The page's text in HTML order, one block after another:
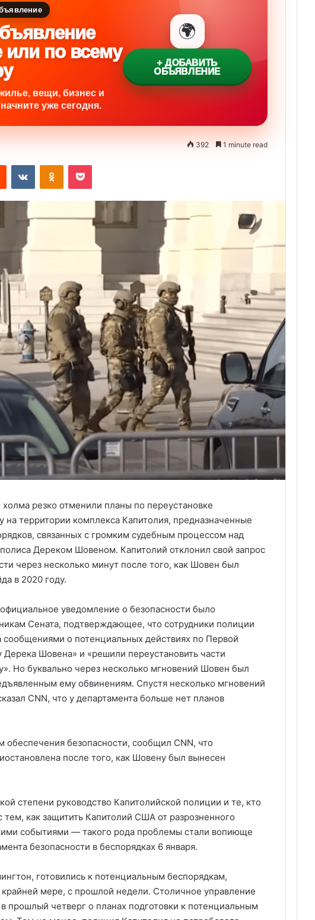
или по всему
вещи, бизнес и
уже сегодня.
🌍
+ ДОБАВИТЬ
ОБЪЯВЛЕНИЕ
392 1 minute read
резко отменили планы по переустановке
территории комплекса Капитолия, предназначенные
связанных с громким судебным процессом над
Дереком Шовеном. Капитолий отклонил свой запрос
через несколько минут после того, как Шовен был
в 2020 году.
уведомление о безопасности было
Сената, подтверждающее, что сотрудники полиции
сообщениями о потенциальных действиях по Первой
Дерека Шовена» и «решили переустановить части
Но буквально через несколько мгновений Шовен был
ему обвинениям. Спустя несколько мгновений
CNN, что у департамента больше нет планов
обеспечения безопасности, сообщил CNN, что
​​после того, как Шовену был вынесен
степени руководство Капитолийской полиции и те, кто
как защитить Капитолий США от разрозненного
событиями — такого рода проблемы стали вопиюще
безопасности в беспорядках 6 января.
готовились к потенциальным беспорядкам,
мере, с прошлой недели. Столичное управление
прошлый четверг о планах подготовки к потенциальным